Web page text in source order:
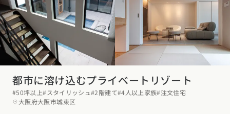
九州・沖縄エリア
福岡県 長崎県熊本県 宮崎県鹿児島県
沖縄県
ニュースレター
デザインコンテスト
関西エリア
大阪府 兵庫県京都府滋賀県奈良県 和歌山県
中国エリア
広島県岡山県鳥取県島根県山口県
四国エリア
都市に溶け込むプライベートリゾート
#50坪以上#スタイリッシュ#2階建て#4人以上家族#注文住宅
大阪府大阪市城東区